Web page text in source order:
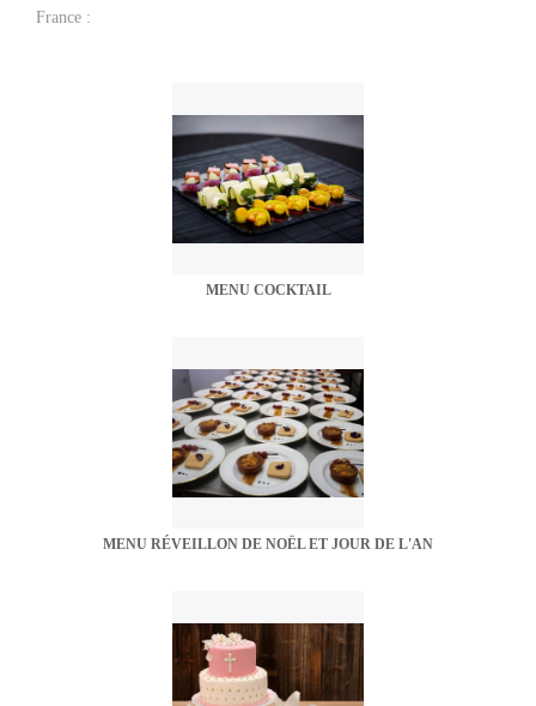
France :
MENU COCKTAIL
MENU RÉVEILLON DE NOËL ET JOUR DE L'AN